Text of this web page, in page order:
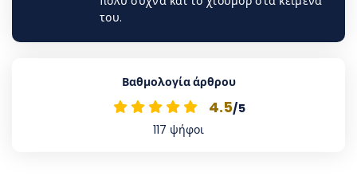
του.
Βαθμολογία άρθρου
4.5/5
117 ψήφοι